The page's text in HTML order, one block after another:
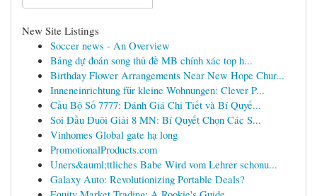
New Site Listings
Soccer news - An Overview
Bảng dự đoán song thủ đề MB chính xác top h...
Birthday Flower Arrangements Near New Hope Chur...
Inneneinrichtung für kleine Wohnungen: Clever P...
Cầu Bộ Số 7777: Đánh Giá Chi Tiết và Bí Quyế...
Soi Đầu Đuôi Giải 8 MN: Bí Quyết Chọn Các S...
Vinhomes Global gate hạ long
PromotionalProducts.com
Uners&auml;ttliches Babe Wird vom Lehrer schonu...
Galaxy Auto: Revolutionizing Portable Deals?